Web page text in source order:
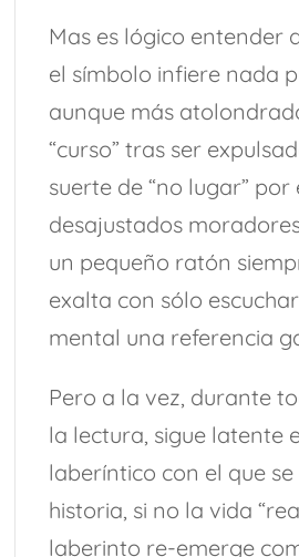
Mas es lógico entender
el símbolo infiere nada
aunque más
“curso” tras ser
suerte de “no lugar” por
desajustados
un pequeño ratón
exalta con sólo
mental una referencia
Pero a la vez, durante
la lectura, sigue latente
laberíntico con el que
historia, si no la vida
laberinto re-emerge